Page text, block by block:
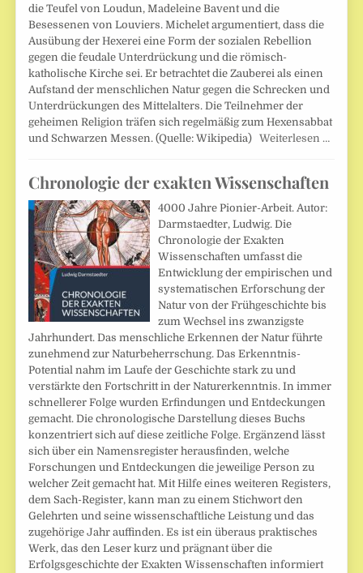
die Teufel von Loudun, Madeleine Bavent und die
Besessenen von Louviers. Michelet argumentiert, dass die
Ausübung der Hexerei eine Form der sozialen Rebellion
gegen die feudale Unterdrückung und die römisch-
katholische Kirche sei. Er betrachtet die Zauberei als einen
Aufstand der menschlichen Natur gegen die Schrecken und
Unterdrückungen des Mittelalters. Die Teilnehmer der
geheimen Religion träfen sich regelmäßig zum Hexensabbat
und Schwarzen Messen. (Quelle: Wikipedia)Weiterlesen …
Chronologie der exakten Wissenschaften
4000 Jahre Pionier-Arbeit. Autor:
Darmstaedter, Ludwig. Die
Chronologie der Exakten
Wissenschaften umfasst die
Entwicklung der empirischen und
systematischen Erforschung der
Natur von der Frühgeschichte bis
zum Wechsel ins zwanzigste
Jahrhundert. Das menschliche Erkennen der Natur führte
zunehmend zur Naturbeherrschung. Das Erkenntnis-
Potential nahm im Laufe der Geschichte stark zu und
verstärkte den Fortschritt in der Naturerkenntnis. In immer
schnellerer Folge wurden Erfindungen und Entdeckungen
gemacht. Die chronologische Darstellung dieses Buchs
konzentriert sich auf diese zeitliche Folge. Ergänzend lässt
sich über ein Namensregister herausfinden, welche
Forschungen und Entdeckungen die jeweilige Person zu
welcher Zeit gemacht hat. Mit Hilfe eines weiteren Registers,
dem Sach-Register, kann man zu einem Stichwort den
Gelehrten und seine wissenschaftliche Leistung und das
zugehörige Jahr auffinden. Es ist ein überaus praktisches
Werk, das den Leser kurz und prägnant über die
Erfolgsgeschichte der Exakten Wissenschaften informiert